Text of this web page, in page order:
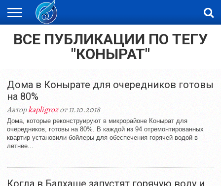
ЖАҢАЛЫҚТАР
НОВОСТИ
ВИДЕО
ФОТОРЕПОРТАЖИ
ОРКЕН
ВСЕ ПУБЛИКАЦИИ ПО ТЕГУ
"КОНЫРАТ"
Дома в Конырате для очередников готовы
на 80%
Авторkapligrozот 11.10.2018
Дома, которые реконструируют в микрорайоне Конырат для
очередников, готовы на 80%. В каждой из 94 отремонтированных
квартир установили бойлеры для обеспечения горячей водой в
летнее...
Когда в Балхаше запустят горячую воду и